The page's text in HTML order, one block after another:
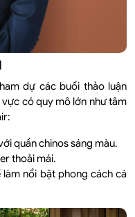
dự các buổi thảo luận
có quy mô lớn như tâm
quần chinos sáng màu.
thoải mái.
nổi bật phong cách cá